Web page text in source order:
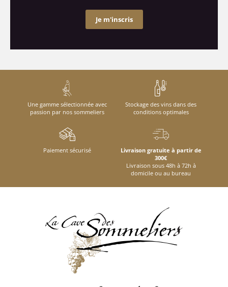
Je m'inscris
Une gamme sélectionnée avec
passion par nos sommeliers
Stockage des vins dans des
conditions optimales
Paiement sécurisé
Livraison gratuite à partir de
300€
Livraison sous 48h à 72h à
domicile ou au bureau